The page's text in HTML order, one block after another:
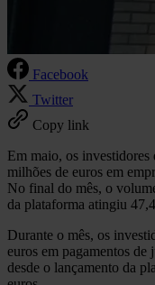
Facebook
Twitter
Copy link
Em maio, os
milhões de euros em
No final do mês, o
da plataforma atingiu
Durante o mês, os
euros em pagamentos
desde o lançamento da